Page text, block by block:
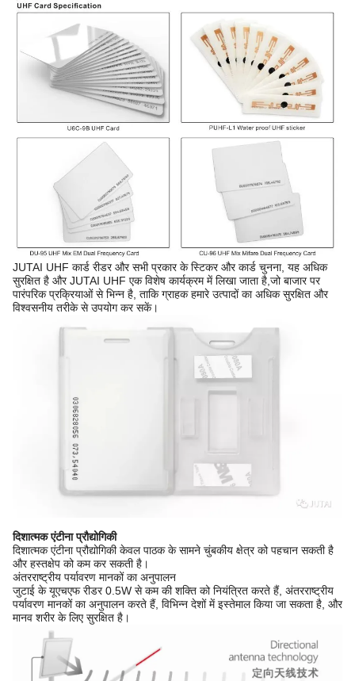
JUTAI UHF कार्ड रीडर और सभी प्रकार के स्टिकर और कार्ड चुनना, यह अधिक
सुरक्षित है और JUTAI UHF एक विशेष कार्यक्रम में लिखा जाता है,जो बाजार पर
पारंपरिक प्रक्रियाओं से भिन्न है, ताकि ग्राहक हमारे उत्पादों का अधिक सुरक्षित और
विश्वसनीय तरीके से उपयोग कर सकें।
दिशात्मक एंटीना प्रौद्योगिकी
दिशात्मक एंटीना प्रौद्योगिकी केवल पाठक के सामने चुंबकीय क्षेत्र को पहचान सकती है
और हस्तक्षेप को कम कर सकती है।
अंतरराष्ट्रीय पर्यावरण मानकों का अनुपालन
जुटाई के यूएचएफ रीडर 0.5W से कम की शक्ति को नियंत्रित करते हैं, अंतरराष्ट्रीय
पर्यावरण मानकों का अनुपालन करते हैं, विभिन्न देशों में इस्तेमाल किया जा सकता है, और
मानव शरीर के लिए सुरक्षित है।